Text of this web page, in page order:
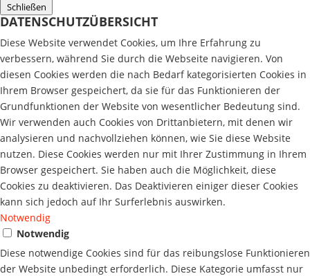
Schließen
DATENSCHUTZÜBERSICHT
Diese Website verwendet Cookies, um Ihre Erfahrung zu
verbessern, während Sie durch die Webseite navigieren. Von
diesen Cookies werden die nach Bedarf kategorisierten Cookies in
Ihrem Browser gespeichert, da sie für das Funktionieren der
Grundfunktionen der Website von wesentlicher Bedeutung sind.
Wir verwenden auch Cookies von Drittanbietern, mit denen wir
analysieren und nachvollziehen können, wie Sie diese Website
nutzen. Diese Cookies werden nur mit Ihrer Zustimmung in Ihrem
Browser gespeichert. Sie haben auch die Möglichkeit, diese
Cookies zu deaktivieren. Das Deaktivieren einiger dieser Cookies
kann sich jedoch auf Ihr Surferlebnis auswirken.
Notwendig
Notwendig
Diese notwendige Cookies sind für das reibungslose Funktionieren
der Website unbedingt erforderlich. Diese Kategorie umfasst nur